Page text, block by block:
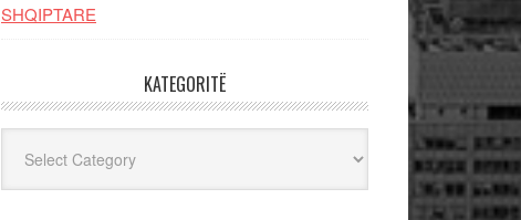
SHQIPTARE
KATEGORITË